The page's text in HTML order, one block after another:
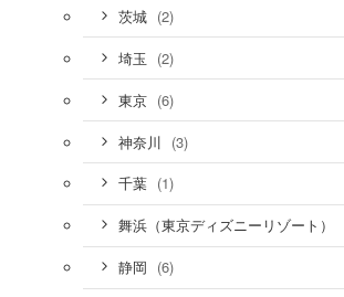
茨城 (2)
埼玉 (2)
東京 (6)
神奈川 (3)
千葉 (1)
舞浜（東京ディズニーリゾート）
静岡 (6)